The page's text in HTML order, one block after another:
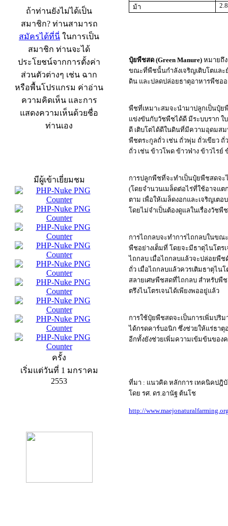
ถ้าท่านยังไม่ได้เป็น
สมาชิก? ท่านสามารถ
สมัครได้ที่นี่ ในการเป็น
สมาชิก ท่านจะได้
ประโยชน์จากการตั้งค่า
ส่วนตัวต่างๆ เช่น ฉาก
หรือพื้นโปรแกรม ค่าอ่าน
ความคิดเห็น และการ
แสดงความเห็นด้วยชื่อ
ท่านเอง
มีผู้เข้าเยี่ยมชม
ครั้ง
เริ่มแต่วันที่ 1 มกราคม
2553
ม้า
ปุ๋ยพืชสด (Green Manure) หมายถึ
ขณะที่พืชนั้นกำลังเจริญเติบโตและ
ดิน และปลดปล่อยธาตุอาหารพืชอ
พืชที่เหมาะสมจะนำมาปลูกเป็นปุ๋ย
แข่งขันกับวัชพืชได้ดี มีระบบราก ใ
ดี เติบโตได้ดีในดินที่มีความอุดมส
พืชตระกูลถั่ว เช่น ถั่วพุ่ม ถั่วเขียว
ถั่ว เช่น ข้าวโพด ข้าวฟ่าง ข้าวไร
การปลูกพืชที่จะทำเป็นปุ๋ยพืชสดจ
(โดยจำนวนเมล็ดต่อไร่ที่ใช้อาจแ
ตาม เพื่อให้เมล็ดงอกและเจริญเต
โดยไม่จำเป็นต้องดูแลในเรื่องวัชพื
การไถกลบจะทำการไถกลบในขณ
พืชอย่างเต็มที่ โดยจะมีธาตุไนโตร
ไถกลบ เมื่อไถกลบแล้วจะปล่อยพื
ถั่ว เมื่อไถกลบแล้วควรเติมธาตุไน
สลายเศษพืชสดที่ไถกลบ สำหรับพืช
ตรึงไนโตรเจนได้เพียงพออยู่แล้ว
การใช้ปุ๋ยพืชสดจะเป็นการเพิ่มปริ
ได้กรดคาร์บอนิก ซึ่งช่วยให้แร่ธา
อีกทั้งยังช่วยเพิ่มความเข้มข้นของ
ที่มา : แนวคิด หลักการ เทคนิคปฎิ
โดย รศ. ดร.อานัฐ ต้นโช
http://